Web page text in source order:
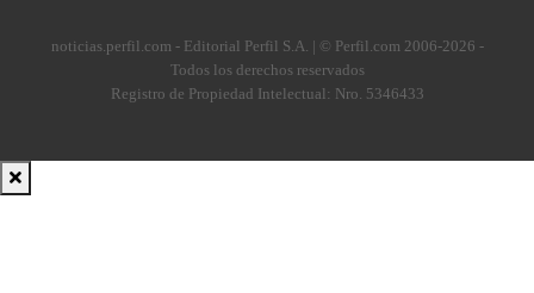
noticias.perfil.com - Editorial Perfil S.A. | © Perfil.com 2006-2026 -
Todos los derechos reservados
Registro de Propiedad Intelectual: Nro. 5346433